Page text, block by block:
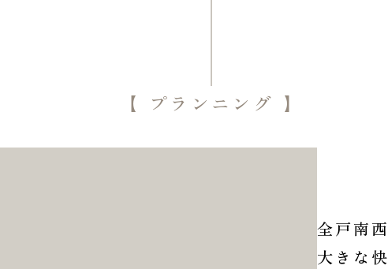
【 プランニング 】
全戸南
大きな